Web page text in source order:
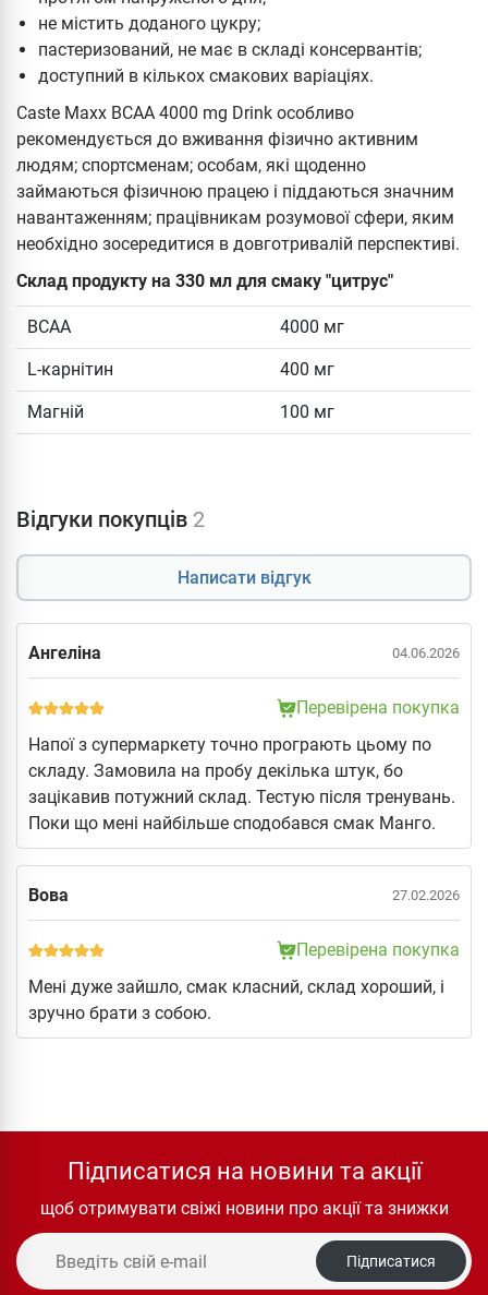
не містить доданого цукру;
пастеризований, не має в складі консервантів;
доступний в кількох смакових варіаціях.
Caste Maxx BCAA 4000 mg Drink особливо
рекомендується до вживання фізично активним
людям; спортсменам; особам, які щоденно
займаються фізичною працею і піддаються значним
навантаженням; працівникам розумової сфери, яким
необхідно зосередитися в довготривалій перспективі.
Склад продукту на 330 мл для смаку "цитрус"
ВСАА 4000 мг
L-карнітин 400 мг
Магній 100 мг
Відгуки покупців 2
Написати відгук
Ангеліна 04.06.2026
Перевірена покупка
Напої з супермаркету точно програють цьому по
складу. Замовила на пробу декілька штук, бо
зацікавив потужний склад. Тестую після тренувань.
Поки що мені найбільше сподобався смак Манго.
Вова 27.02.2026
Перевірена покупка
Мені дуже зайшло, смак класний, склад хороший, і
зручно брати з собою.
Підписатися на новини та акції
щоб отримувати свіжі новини про акції та знижки
Підписатися